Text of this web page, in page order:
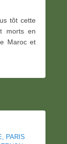
tôt cette
morts en
Maroc et
PARIS